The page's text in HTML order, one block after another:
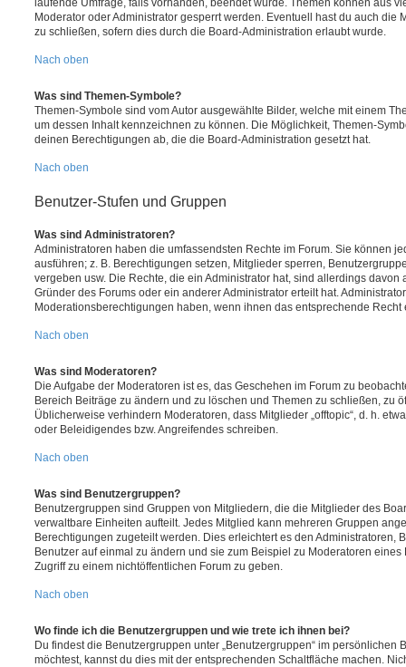
laufende Umfrage, falls vorhanden, beendet wurde. Themen können aus
Moderator oder Administrator gesperrt werden. Eventuell hast du auch die
zu schließen, sofern dies durch die Board-Administration erlaubt wurde.
Nach oben
Was sind Themen-Symbole?
Themen-Symbole sind vom Autor ausgewählte Bilder, welche mit einem
um dessen Inhalt kennzeichnen zu können. Die Möglichkeit, Themen-
deinen Berechtigungen ab, die die Board-Administration gesetzt hat.
Nach oben
Benutzer-Stufen und Gruppen
Was sind Administratoren?
Administratoren haben die umfassendsten Rechte im Forum. Sie können
ausführen; z. B. Berechtigungen setzen, Mitglieder sperren,
vergeben usw. Die Rechte, die ein Administrator hat, sind allerdings
Gründer des Forums oder ein anderer Administrator erteilt hat.
Moderationsberechtigungen haben, wenn ihnen das entsprechende Recht
Nach oben
Was sind Moderatoren?
Die Aufgabe der Moderatoren ist es, das Geschehen im Forum zu
Bereich Beiträge zu ändern und zu löschen und Themen zu schließen, zu
Üblicherweise verhindern Moderatoren, dass Mitglieder „offtopic“, d. h.
oder Beleidigendes bzw. Angreifendes schreiben.
Nach oben
Was sind Benutzergruppen?
Benutzergruppen sind Gruppen von Mitgliedern, die die Mitglieder des
verwaltbare Einheiten aufteilt. Jedes Mitglied kann mehreren Gruppen
Berechtigungen zugeteilt werden. Dies erleichtert es den Administratoren,
Benutzer auf einmal zu ändern und sie zum Beispiel zu Moderatoren
Zugriff zu einem nichtöffentlichen Forum zu geben.
Nach oben
Wo finde ich die Benutzergruppen und wie trete ich ihnen bei?
Du findest die Benutzergruppen unter „Benutzergruppen“ im persönlichen
möchtest, kannst du dies mit der entsprechenden Schaltfläche machen.